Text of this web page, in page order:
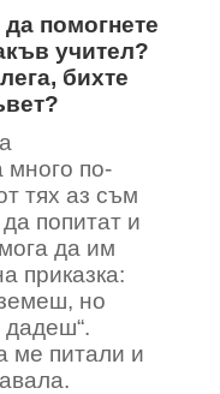
помогнете
учител?
бихте
много по-
тях аз съм
попитат и
да им
приказка:
но
ме питали и